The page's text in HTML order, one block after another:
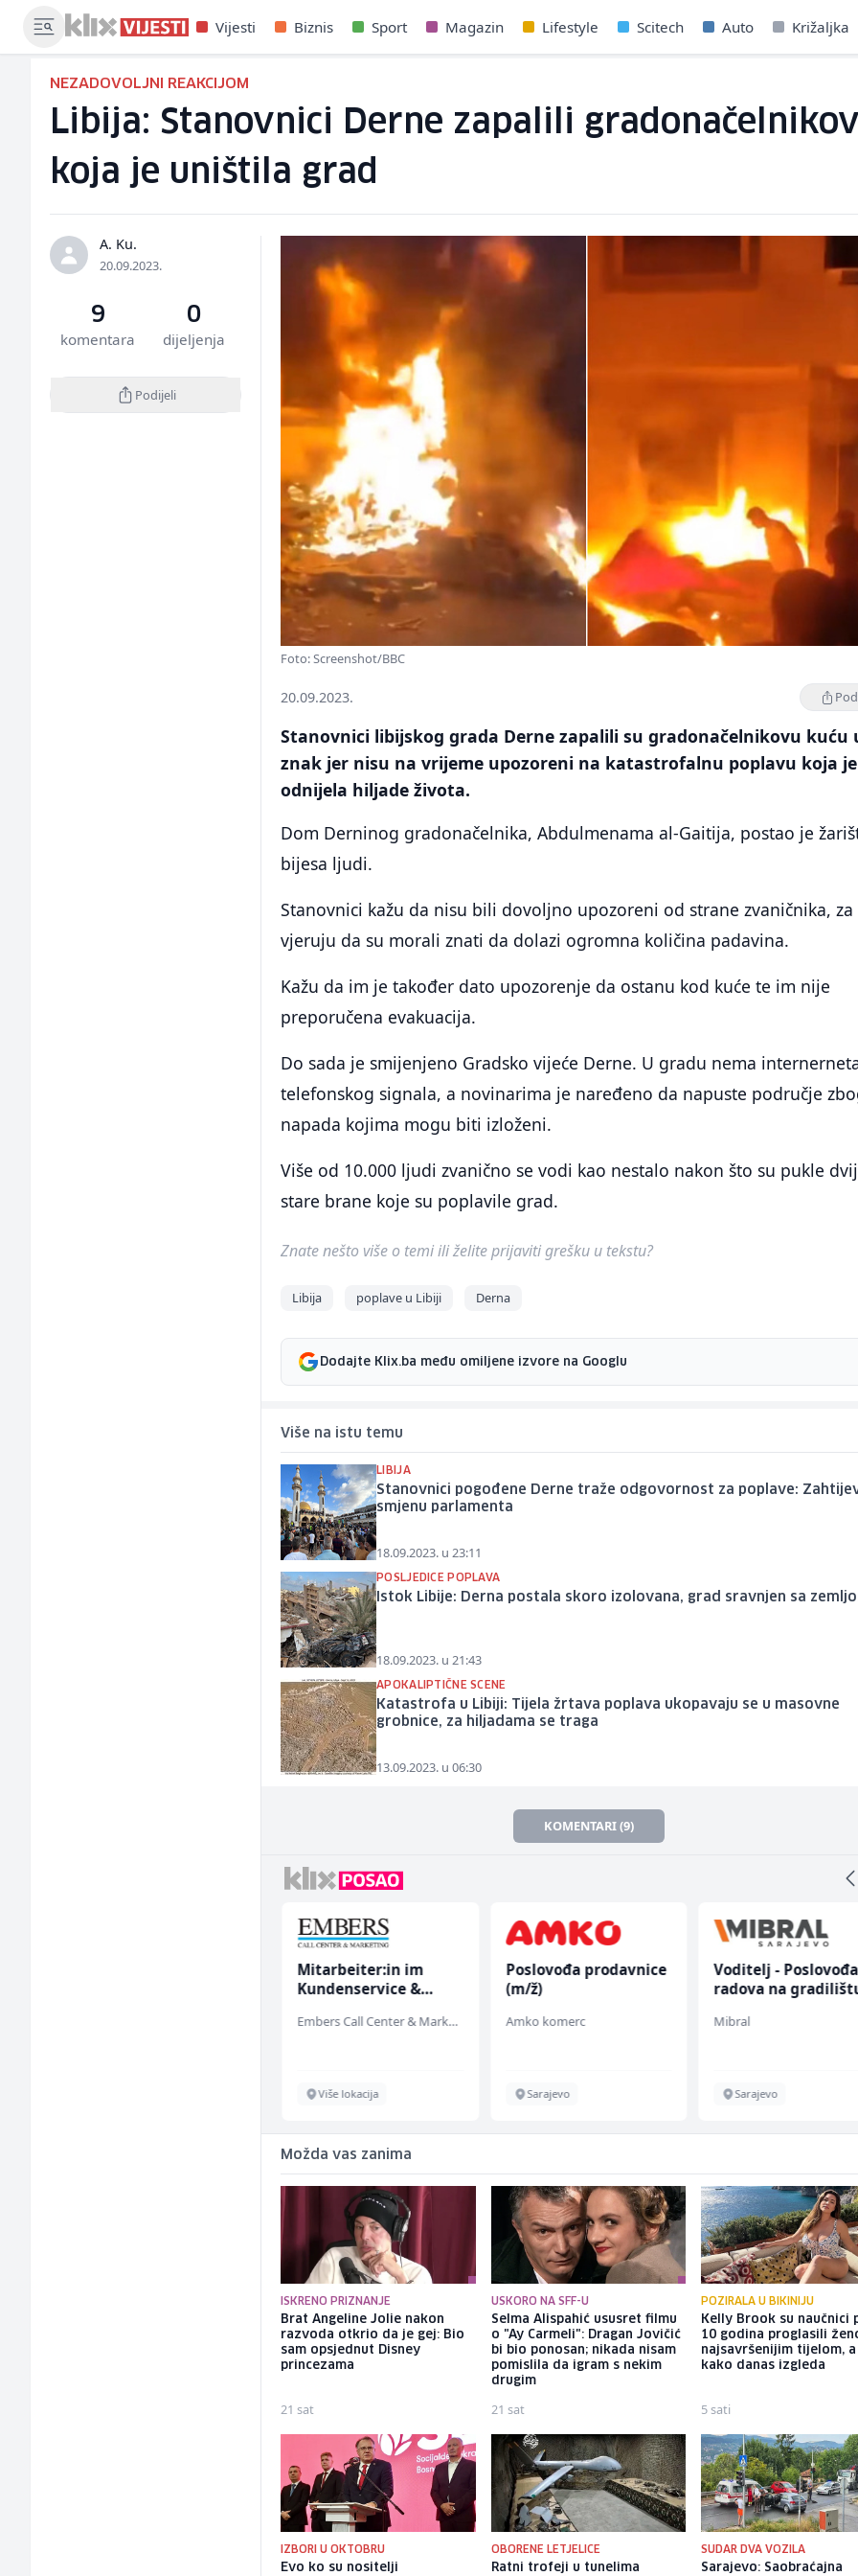
Vijesti Biznis Sport Magazin Lifestyle Scitech Auto Križaljka
NEZADOVOLJNI REAKCIJOM
Libija: Stanovnici Derne zapalili
koja je uništila grad
A. Ku.
20.09.2023.
9
komentara
0
dijeljenja
Podijeli
Foto: Screenshot/BBC
20.09.2023.
Stanovnici libijskog grada Derne zapalili su gradonačelnikovu kuću
znak jer nisu na vrijeme upozoreni na katastrofalnu poplavu koja je
odnijela hiljade života.
Dom Derninog gradonačelnika, Abdulmenama al-Gaitija, postao je
bijesa ljudi.
Stanovnici kažu da nisu bili dovoljno upozoreni od strane zvaničnika, za
vjeruju da su morali znati da dolazi ogromna količina padavina.
Kažu da im je također dato upozorenje da ostanu kod kuće te im nije
preporučena evakuacija.
Do sada je smijenjeno Gradsko vijeće Derne. U gradu nema
telefonskog signala, a novinarima je naređeno da napuste područje
napada kojima mogu biti izloženi.
Više od 10.000 ljudi zvanično se vodi kao nestalo nakon što su pukle
stare brane koje su poplavile grad.
Znate nešto više o temi ili želite prijaviti grešku u tekstu?
Libija poplave u Libiji Derna
Dodajte Klix.ba među omiljene izvore na Googlu
Više na istu temu
LIBIJA
Stanovnici pogođene Derne traže odgovornost za poplave:
smjenu parlamenta
18.09.2023. u 23:11
POSLJEDICE POPLAVA
Istok Libije: Derna postala skoro izolovana, grad sravnjen sa
18.09.2023. u 21:43
APOKALIPTIČNE SCENE
Katastrofa u Libiji: Tijela žrtava poplava ukopavaju se u masovne
grobnice, za hiljadama se traga
13.09.2023. u 06:30
KOMENTARI (9)
Mitarbeiter:in im
Kundenservice &
Embers Call Center & Marketing
Više lokacija
Poslovođa prodavnice
(m/ž)
Amko komerc
Sarajevo
Voditelj - Poslovođa
radova na
Mibral
Sarajevo
Možda vas zanima
ISKRENO PRIZNANJE
Brat Angeline Jolie nakon
razvoda otkrio da je gej: Bio
sam opsjednut Disney
princezama
21 sat
USKORO NA SFF-U
Selma Alispahić ususret filmu
o "Ay Carmeli": Dragan Jovičić
bi bio ponosan; nikada nisam
pomislila da igram s nekim
drugim
21 sat
POZIRALA U BIKINIJU
Kelly Brook su naučnici
10 godina proglasili
najsavršenijim tijelom, a
kako danas izgleda
5 sati
IZBORI U OKTOBRU
Evo ko su nositelji
OBORENE LETJELICE
Ratni trofeji u tunelima
SUDAR DVA VOZILA
Sarajevo: Saobraćajna